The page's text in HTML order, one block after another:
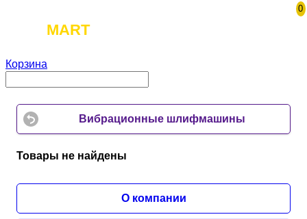
MART
Корзина
0
Вибрационные шлифмашины
Товары не найдены
О компании